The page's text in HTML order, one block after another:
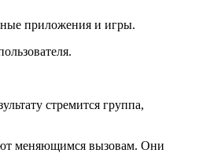
приложения и игры.
стремится группа,
меняющимся вызовам. Они